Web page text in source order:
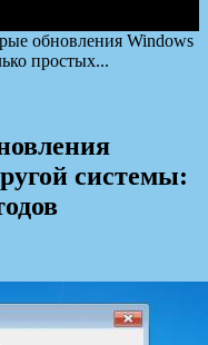
обновления Windows
простых...
системы: